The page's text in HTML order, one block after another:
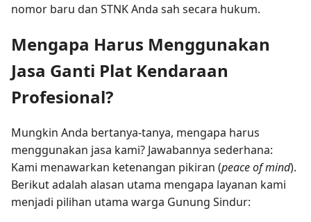
nomor baru dan STNK Anda sah secara hukum.
Mengapa Harus Menggunakan
Jasa Ganti Plat Kendaraan
Profesional?
Mungkin Anda bertanya-tanya, mengapa harus
menggunakan jasa kami? Jawabannya sederhana:
Kami menawarkan ketenangan pikiran (peace of mind).
Berikut adalah alasan utama mengapa layanan kami
menjadi pilihan utama warga Gunung Sindur: